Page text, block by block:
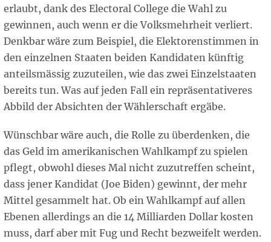
erlaubt, dank des Electoral College die Wahl zu
gewinnen, auch wenn er die Volksmehrheit verliert.
Denkbar wäre zum Beispiel, die Elektorenstimmen in
den einzelnen Staaten beiden Kandidaten künftig
anteilsmässig zuzuteilen, wie das zwei Einzelstaaten
bereits tun. Was auf jeden Fall ein repräsentativeres
Abbild der Absichten der Wählerschaft ergäbe.
Wünschbar wäre auch, die Rolle zu überdenken, die
das Geld im amerikanischen Wahlkampf zu spielen
pflegt, obwohl dieses Mal nicht zuzutreffen scheint,
dass jener Kandidat (Joe Biden) gewinnt, der mehr
Mittel gesammelt hat. Ob ein Wahlkampf auf allen
Ebenen allerdings an die 14 Milliarden Dollar kosten
muss, darf aber mit Fug und Recht bezweifelt werden.